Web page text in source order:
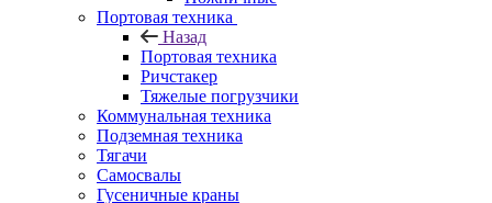
Портовая техника
Назад
Портовая техника
Ричстакер
Тяжелые погрузчики
Коммунальная техника
Подземная техника
Тягачи
Самосвалы
Гусеничные краны